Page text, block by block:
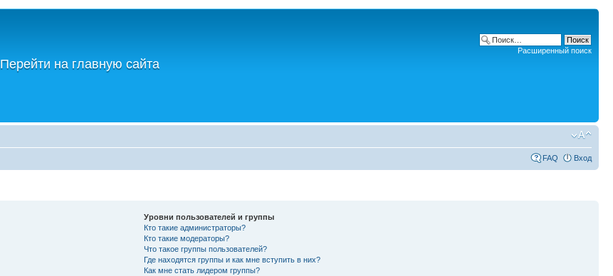
Перейти на главную сайта
Расширенный поиск
FAQ Вход
Уровни пользователей и группы
Кто такие администраторы?
Кто такие модераторы?
Что такое группы пользователей?
Где находятся группы и как мне вступить в них?
Как мне стать лидером группы?